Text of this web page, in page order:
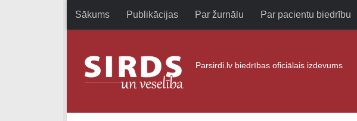
Skip to content
Sākums Publikācijas Par žurnālu Par pacientu biedrību
Parsirdi.lv biedrības oficiālais izdevums